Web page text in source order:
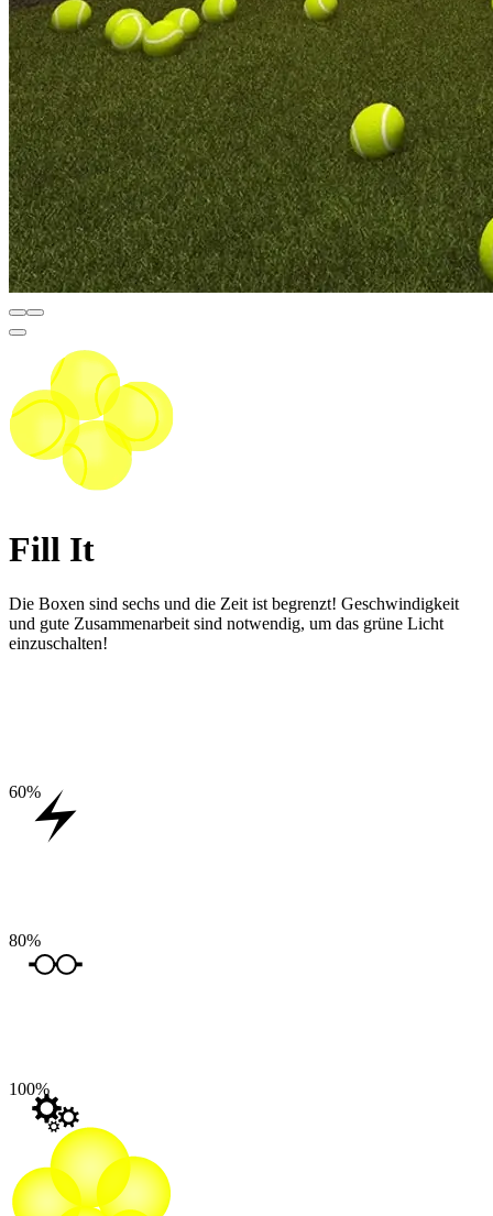
Fill It
Die Boxen sind sechs und die Zeit ist begrenzt! Geschwindigkeit
und gute Zusammenarbeit sind notwendig, um das grüne Licht
einzuschalten!
60%
80%
100%